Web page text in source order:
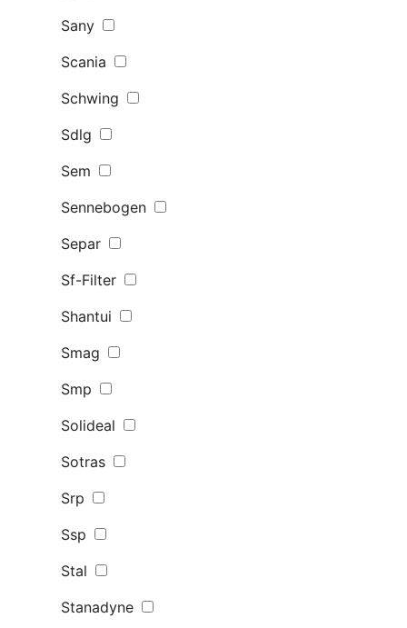
Sany
Scania
Schwing
Sdlg
Sem
Sennebogen
Separ
Sf-Filter
Shantui
Smag
Smp
Solideal
Sotras
Srp
Ssp
Stal
Stanadyne